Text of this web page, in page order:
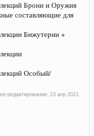
Брони и Оружия
составляющие для
Бижутерии +
Особый/
редактирование: 23 апр 2021